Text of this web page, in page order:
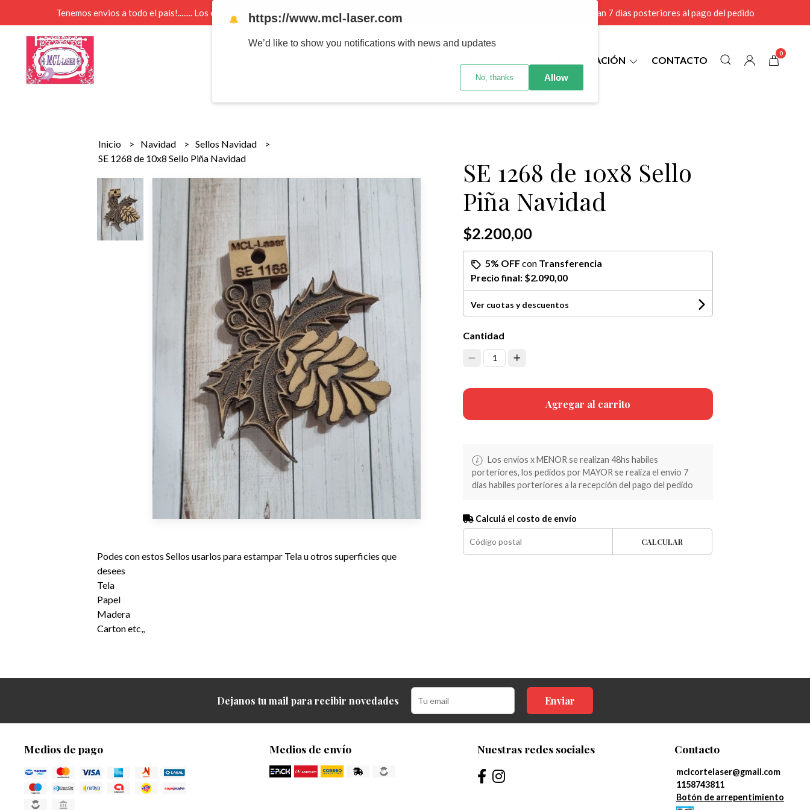
Tenemos envios a todo el pais!........ Los envios Por MENOR se realizan 48 hs habiles porteriores al pago , los pedidos por MAYOR se envian 7 dias posteriores al pago del pedido
INFORMACIÓN CONTACTO
0
Inicio Navidad
Sellos Navidad
SE 1268 de 10x8 Sello Piña Navidad
Podes con estos Sellos usarlos para estampar Tela u otros superficies que
desees
Tela
Papel
Madera
Carton etc,,
SE 1268 de 10x8 Sello
Piña Navidad
$2.200,00
5% OFFcon Transferencia
Precio final: $2.090,00
Ver cuotas y descuentos
Cantidad
1
Agregar al carrito
Los envios x MENOR se realizan 48hs habiles
porteriores, los pedidos por MAYOR se realiza el envio 7
dias habiles porteriores a la recepción del pago del pedido
Calculá el costo de envío
CALCULAR
Dejanos tu mail para recibir novedades Enviar
Medios de pago Medios de envío Nuestras redes sociales Contacto
mclcortelaser@gmail.com
1158743811
Botón de arrepentimiento
🔔 https://www.mcl-laser.com
We’d like to show you notifications with news and updates
No, thanks Allow